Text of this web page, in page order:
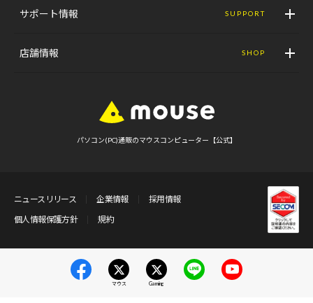
サポート情報 SUPPORT
店舗情報 SHOP
パソコン(PC)通販のマウスコンピューター【公式】
ニュースリリース 企業情報
採用情報
個人情報保護方針
規約
マウス Gaming